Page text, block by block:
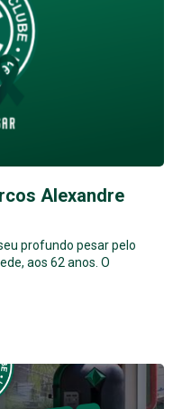
Alexandre
profundo pesar pelo
aos 62 anos. O